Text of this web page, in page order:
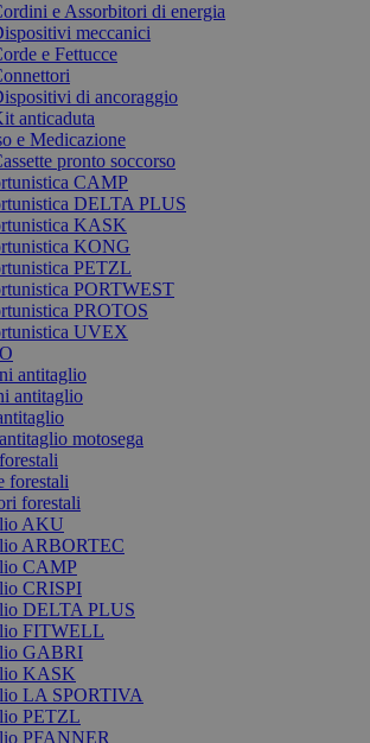
e Assorbitori di energia
meccanici
e Fettucce
di ancoraggio
anticaduta
e Medicazione
pronto soccorso
CAMP
DELTA PLUS
KASK
KONG
PETZL
PORTWEST
PROTOS
UVEX
antitaglio
antitaglio
motosega
forestali
forestali
AKU
ARBORTEC
CAMP
CRISPI
DELTA PLUS
FITWELL
GABRI
KASK
LA SPORTIVA
PETZL
PFANNER